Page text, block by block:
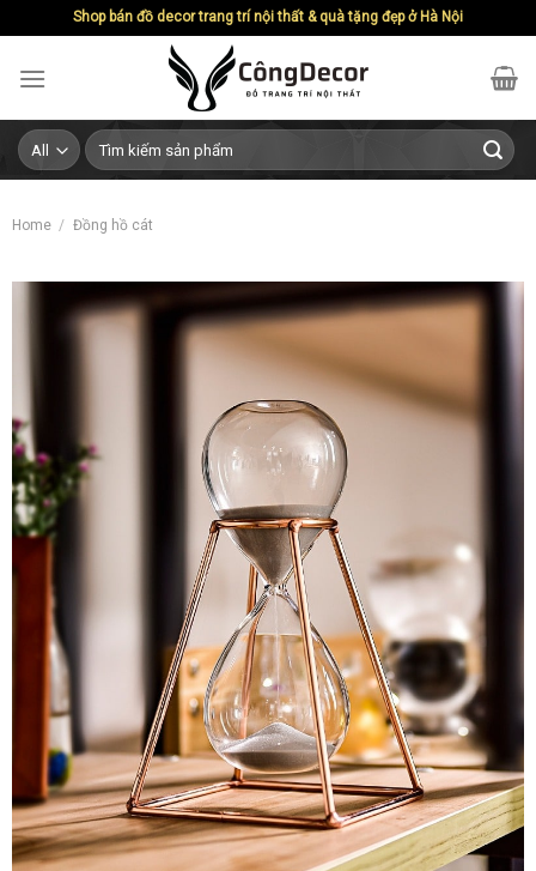
content
Shop bán đồ decor trang trí nội thất & quà tặng đẹp ở Hà Nội
Search
for:
Home / Đồng hồ cát